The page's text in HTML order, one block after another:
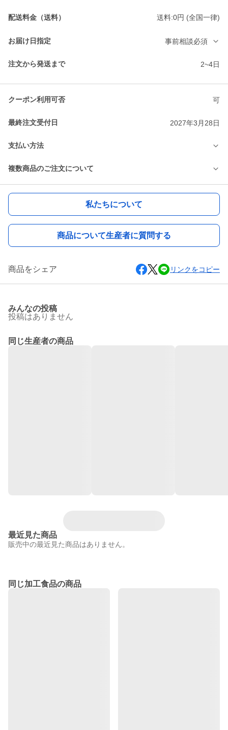
配送料金（送料） 送料:0円 (全国一律)
お届け日指定 事前相談必須
注文から発送まで 2~4日
クーポン利用可否 可
最終注文受付日 2027年3月28日
支払い方法
複数商品のご注文について
私たちについて
商品について生産者に質問する
商品をシェア リンクをコピー
みんなの投稿
投稿はありません
同じ生産者の商品
最近見た商品
販売中の最近見た商品はありません。
同じ加工食品の商品